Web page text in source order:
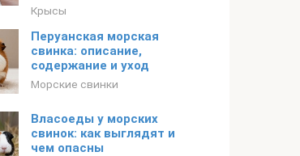
Крысы
Перуанская морская
свинка: описание,
содержание и уход
Морские свинки
Власоеды у морских
свинок: как выглядят и
чем опасны